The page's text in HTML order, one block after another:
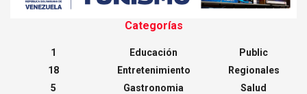
Categorías
1
18
5
Educación
Entretenimiento
Gastronomia
Public
Regionales
Salud